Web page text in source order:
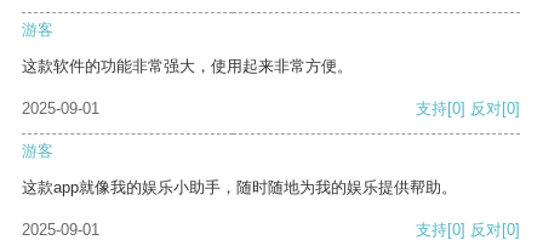
游客
这款软件的功能非常强大，使用起来非常方便。
2025-09-01 支持[0] 反对[0]
游客
这款app就像我的娱乐小助手，随时随地为我的娱乐提供帮助。
2025-09-01 支持[0] 反对[0]